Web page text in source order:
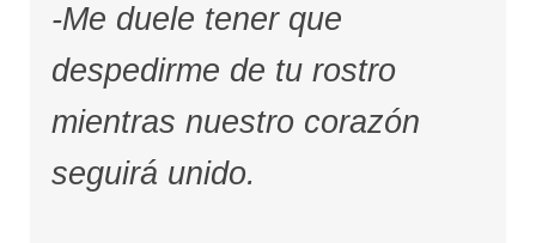
-Me duele tener que
despedirme de tu rostro
mientras nuestro corazón
seguirá unido.